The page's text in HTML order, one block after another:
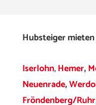
Hubsteiger mieten
Iserlohn,Hemer,
Neuenrade,
Fröndenberg/Ruhr